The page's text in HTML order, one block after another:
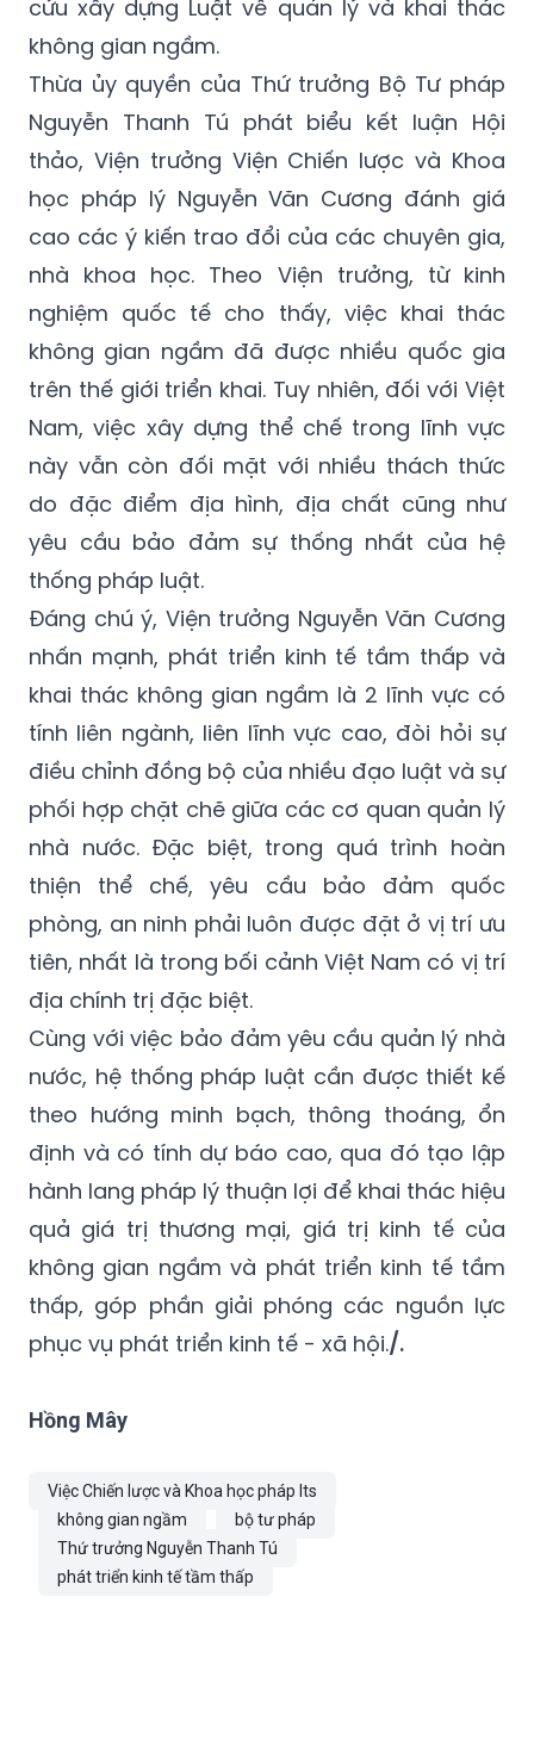
cứu xây dựng Luật về quản lý và khai thác
không gian ngầm.
Thừa ủy quyền của Thứ trưởng Bộ Tư pháp
Nguyễn Thanh Tú phát biểu kết luận Hội
thảo, Viện trưởng Viện Chiến lược và Khoa
học pháp lý Nguyễn Văn Cương đánh giá
cao các ý kiến trao đổi của các chuyên gia,
nhà khoa học. Theo Viện trưởng, từ kinh
nghiệm quốc tế cho thấy, việc khai thác
không gian ngầm đã được nhiều quốc gia
trên thế giới triển khai. Tuy nhiên, đối với Việt
Nam, việc xây dựng thể chế trong lĩnh vực
này vẫn còn đối mặt với nhiều thách thức
do đặc điểm địa hình, địa chất cũng như
yêu cầu bảo đảm sự thống nhất của hệ
thống pháp luật.
Đáng chú ý, Viện trưởng Nguyễn Văn Cương
nhấn mạnh, phát triển kinh tế tầm thấp và
khai thác không gian ngầm là 2 lĩnh vực có
tính liên ngành, liên lĩnh vực cao, đòi hỏi sự
điều chỉnh đồng bộ của nhiều đạo luật và sự
phối hợp chặt chẽ giữa các cơ quan quản lý
nhà nước. Đặc biệt, trong quá trình hoàn
thiện thể chế, yêu cầu bảo đảm quốc
phòng, an ninh phải luôn được đặt ở vị trí ưu
tiên, nhất là trong bối cảnh Việt Nam có vị trí
địa chính trị đặc biệt.
Cùng với việc bảo đảm yêu cầu quản lý nhà
nước, hệ thống pháp luật cần được thiết kế
theo hướng minh bạch, thông thoáng, ổn
định và có tính dự báo cao, qua đó tạo lập
hành lang pháp lý thuận lợi để khai thác hiệu
quả giá trị thương mại, giá trị kinh tế của
không gian ngầm và phát triển kinh tế tầm
thấp, góp phần giải phóng các nguồn lực
phục vụ phát triển kinh tế - xã hội./.
Hồng Mây
Việc Chiến lược và Khoa học pháp lts
không gian ngầm
bộ tư pháp
Thứ trưởng Nguyễn Thanh Tú
phát triển kinh tế tầm thấp